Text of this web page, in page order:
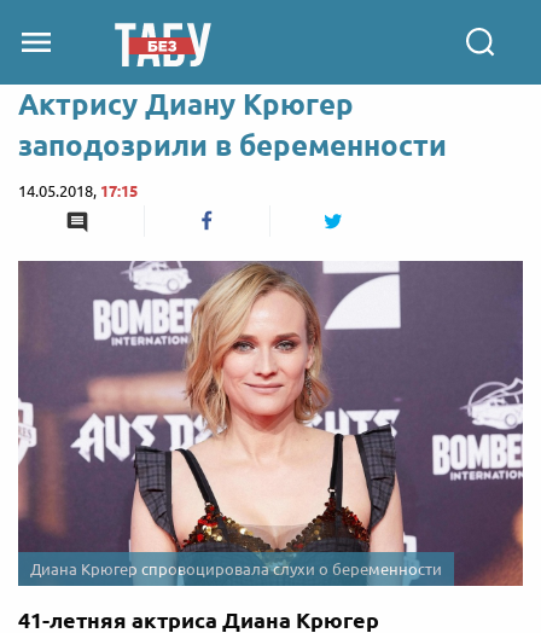
Актрису Диану Крюгер
заподозрили в беременности
14.05.2018, 17:15
Диана Крюгер спровоцировала слухи о беременности
41-летняя актриса Диана Крюгер